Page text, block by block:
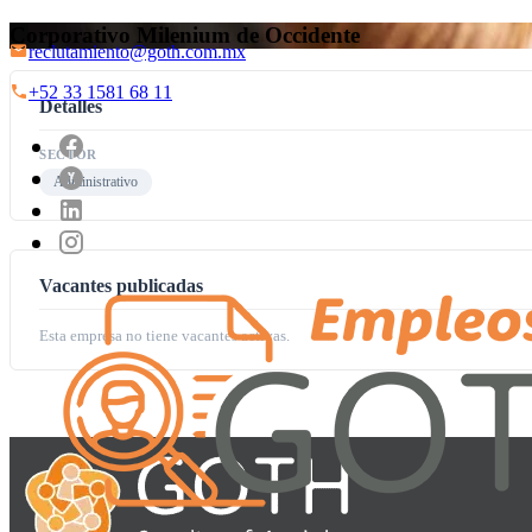
reclutamiento@goth.com.mx
+52 33 1581 68 11
Corporativo Milenium de Occidente
Detalles
SECTOR
Administrativo
Vacantes publicadas
Esta empresa no tiene vacantes activas.